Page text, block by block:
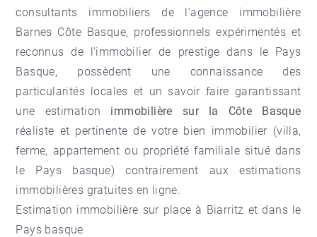
consultants immobiliers de l’agence immobilière
Barnes Côte Basque, professionnels expérimentés et
reconnus de l'immobilier de prestige dans le Pays
Basque, possèdent une connaissance des
particularités locales et un savoir faire garantissant
une estimation immobilière sur la Côte Basque
réaliste et pertinente de votre bien immobilier (villa,
ferme, appartement ou propriété familiale situé dans
le Pays basque) contrairement auxestimations
immobilières gratuites en ligne.
Estimation immobilière sur place à Biarritz et dans le
Pays basque